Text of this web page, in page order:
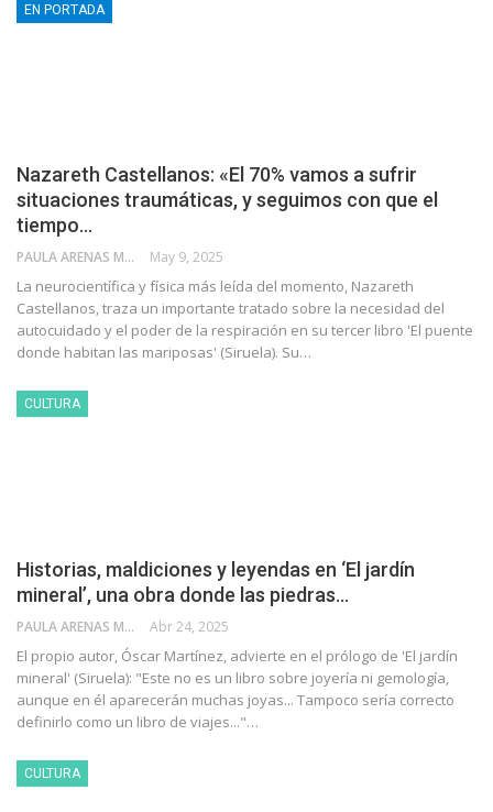
EN PORTADA
Nazareth Castellanos: «El 70% vamos a sufrir
situaciones traumáticas, y seguimos con que el
tiempo…
PAULA ARENAS MARTÍN ABRIL May 9, 2025
La neurocientífica y física más leída del momento, Nazareth
Castellanos, traza un importante tratado sobre la necesidad del
autocuidado y el poder de la respiración en su tercer libro 'El puente
donde habitan las mariposas' (Siruela). Su…
CULTURA
Historias, maldiciones y leyendas en ‘El jardín
mineral’, una obra donde las piedras…
PAULA ARENAS MARTÍN ABRIL Abr 24, 2025
El propio autor, Óscar Martínez, advierte en el prólogo de 'El jardín
mineral' (Siruela): "Este no es un libro sobre joyería ni gemología,
aunque en él aparecerán muchas joyas... Tampoco sería correcto
definirlo como un libro de viajes..."…
CULTURA